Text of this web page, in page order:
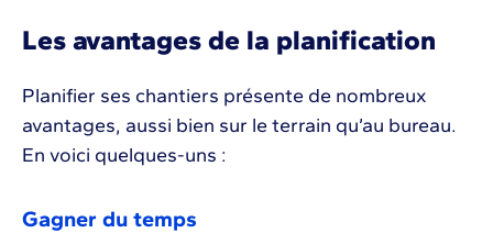
Les avantages de la planification
Planifier ses chantiers présente de nombreux
avantages, aussi bien sur le terrain qu’au bureau.
En voici quelques-uns :
Gagner du temps